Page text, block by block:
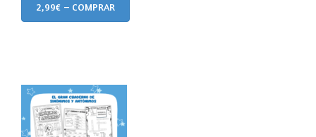
2,99€ – COMPRAR